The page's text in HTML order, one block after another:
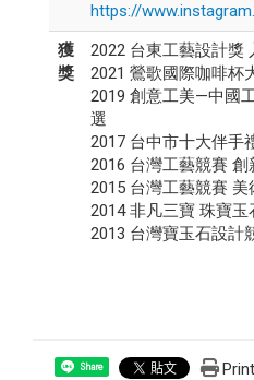
https://
獲
獎
2022 台東工藝設計獎
2021 鶯歌國際咖啡杯
2019 創意工美—中國
選
2017 台中市十大伴手
2016 台灣工藝競賽
2015 台灣工藝競賽 美
2014 非凡三寶 珠寶
2013 台灣寶玉石設計
Share